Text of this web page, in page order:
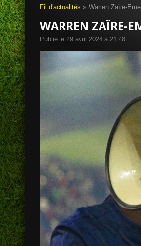
Fil d'actualités » Warren Zaïre-
WARREN ZAÏRE-
Publié le 29 avril 2024 à 21:48